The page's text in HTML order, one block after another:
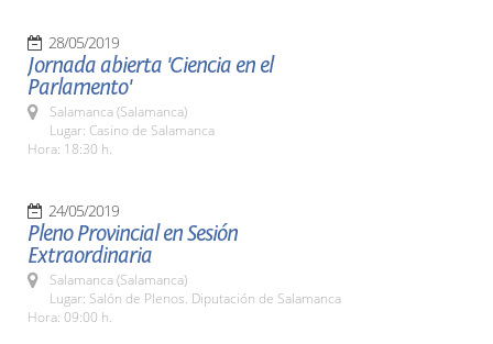
28/05/2019
Jornada abierta 'Ciencia en el
Parlamento'
Salamanca (Salamanca)
Lugar: Casino de Salamanca
Hora: 18:30 h.
24/05/2019
Pleno Provincial en Sesión
Extraordinaria
Salamanca (Salamanca)
Lugar: Salón de Plenos. Diputación de Salamanca
Hora: 09:00 h.